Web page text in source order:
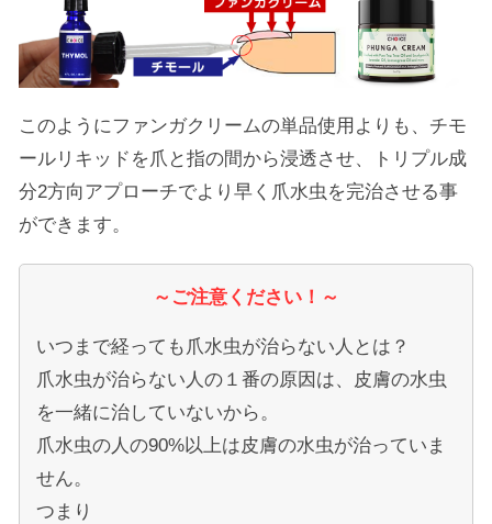
このようにファンガクリームの単品使用よりも、チモ
ールリキッドを爪と指の間から浸透させ、トリプル成
分2方向アプローチでより早く爪水虫を完治させる事
ができます。
～ご注意ください！～
いつまで経っても爪水虫が治らない人とは？
爪水虫が治らない人の１番の原因は、皮膚の水虫
を一緒に治していないから。
爪水虫の人の90%以上は皮膚の水虫が治っていま
せん。
つまり